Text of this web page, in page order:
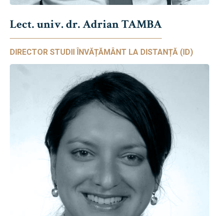
Lect. univ. dr. Adrian TAMBA
DIRECTOR STUDII ÎNVĂȚĂMÂNT LA DISTANȚĂ (ID)